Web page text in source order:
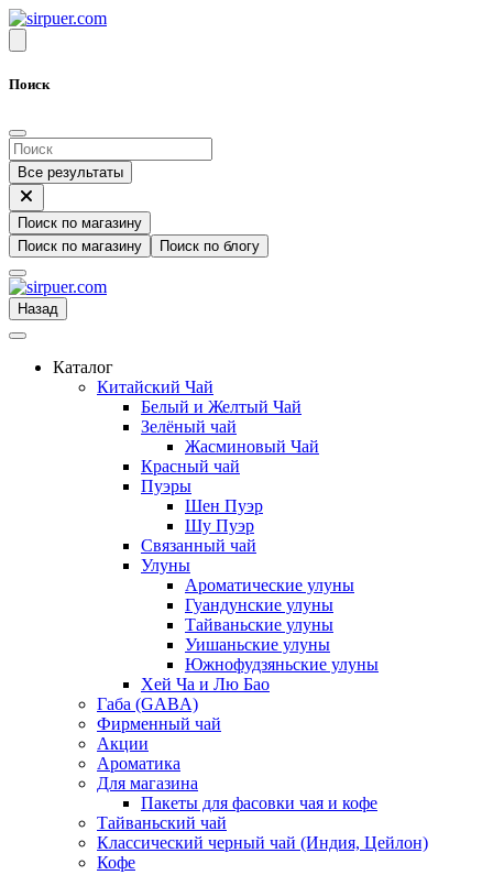
Поиск
Все результаты
Поиск по магазину
Поиск по магазину
Поиск по блогу
Назад
Каталог
Китайский Чай
Белый и Желтый Чай
Зелёный чай
Жасминовый Чай
Красный чай
Пуэры
Шен Пуэр
Шу Пуэр
Связанный чай
Улуны
Ароматические улуны
Гуандунские улуны
Тайваньские улуны
Уишаньские улуны
Южнофудзяньские улуны
Хей Ча и Лю Бао
Габа (GABA)
Фирменный чай
Акции
Ароматика
Для магазина
Пакеты для фасовки чая и кофе
Тайваньский чай
Классический черный чай (Индия, Цейлон)
Кофе